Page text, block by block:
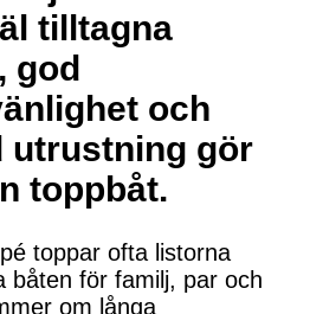
tilltagna
god
och
utrustning gör
toppbåt.
toppar ofta listorna
båten för familj, par och
om långa